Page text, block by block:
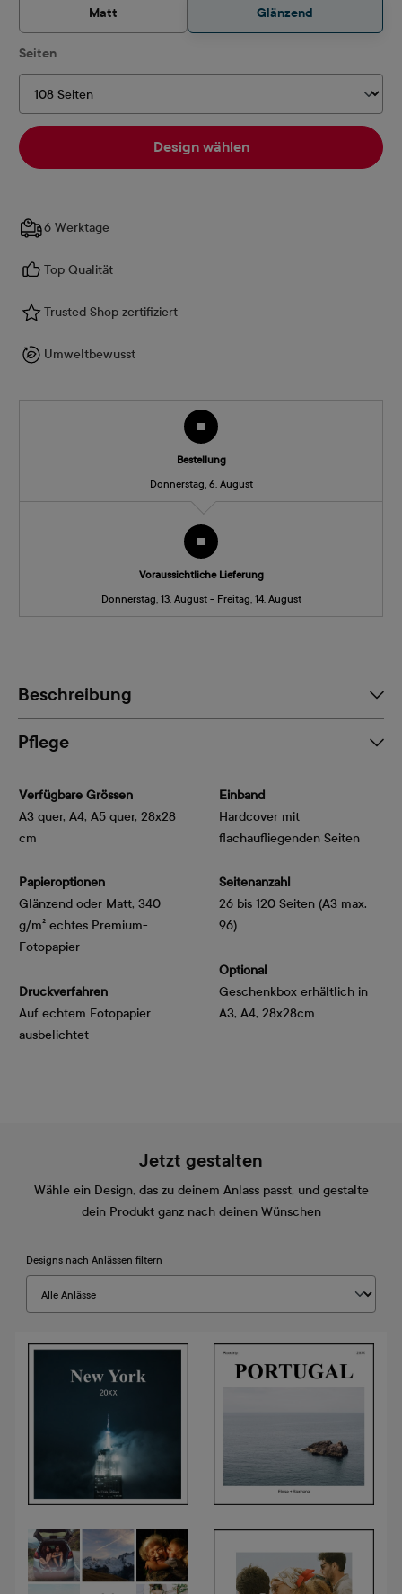
Matt Glänzend
Seitenauswählen
Design wählen
6 Werktage
Top Qualität
Trusted Shop zertifiziert
Umweltbewusst
Bestellung
Donnerstag, 6. August
Voraussichtliche Lieferung
Donnerstag, 13. August - Freitag, 14. August
Beschreibung
Pflege
Verfügbare Grössen
A3 quer, A4, A5 quer, 28x28
cm
Papieroptionen
Glänzend oder Matt, 340
g/m² echtes Premium-
Fotopapier
Druckverfahren
Auf echtem Fotopapier
ausbelichtet
Einband
Hardcover mit
flachaufliegenden Seiten
Seitenanzahl
26 bis 120 Seiten (A3 max.
96)
Optional
Geschenkbox erhältlich in
A3, A4, 28x28cm
Jetzt gestalten
Wähle ein Design, das zu deinem Anlass passt, und gestalte
dein Produkt ganz nach deinen Wünschen
Designs nach Anlässen filtern